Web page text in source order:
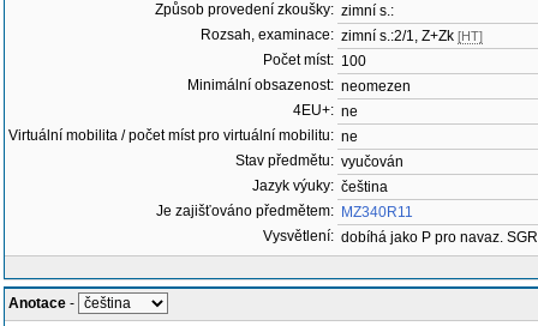
Způsob provedení zkoušky: zimní s.:
Rozsah, examinace: zimní s.:2/1, Z+Zk [HT]
Počet míst: 100
Minimální obsazenost: neomezen
4EU+: ne
Virtuální mobilita / počet míst pro virtuální mobilitu: ne
Stav předmětu: vyučován
Jazyk výuky: čeština
Je zajišťováno předmětem: MZ340R11
Vysvětlení: dobíhá jako P pro navaz.
Anotace -